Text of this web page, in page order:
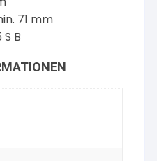
71 mm
B